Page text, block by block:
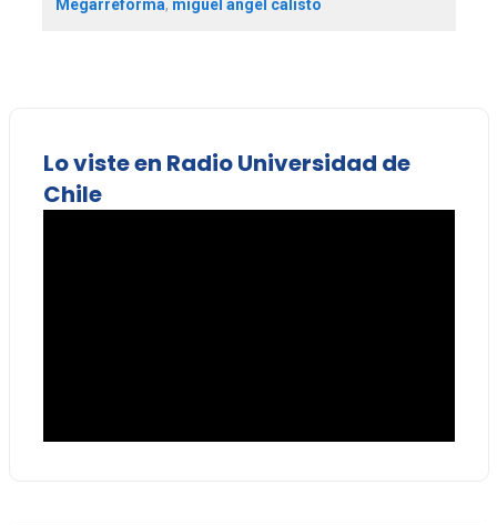
Megarreforma, miguel angel calisto
Lo viste en Radio Universidad de
Chile